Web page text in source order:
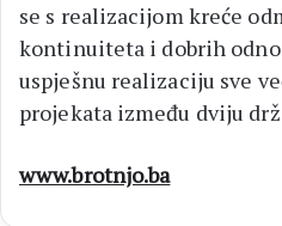
se s realizacijom kreće
kontinuiteta i dobrih
uspješnu realizaciju sve
projekata između dviju
www.brotnjo.ba